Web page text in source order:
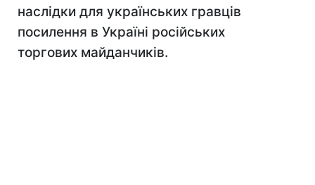
наслідки для українських гравців
посилення в Україні російських
торгових майданчиків.